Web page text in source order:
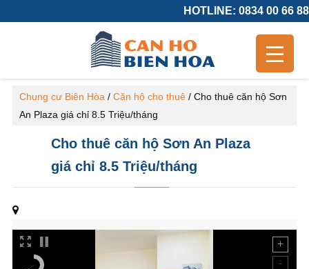
HOTLINE: 0834 00 66 88
Chung cư Biên Hòa / Căn hộ cho thuê/ Cho thuê căn hộ Sơn
An Plaza giá chỉ 8.5 Triệu/tháng
Cho thuê căn hộ Sơn An Plaza
giá chỉ 8.5 Triệu/tháng